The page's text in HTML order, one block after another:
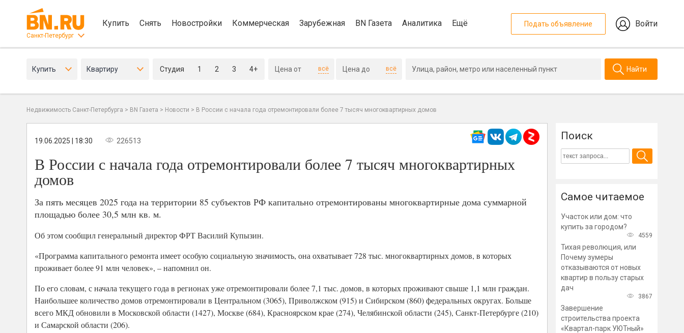
Санкт-Петербург
Купить Снять Новостройки Коммерческая Зарубежная BN Газета Аналитика Ещё Подать объявление Войти
Купить Квартиру Студия 1 2 3 4+ всё всё Найти
Недвижимость Санкт-Петербурга > BN Газета > Новости > В России с начала года отремонтировали более 7 тысяч многоквартирных домов
19.06.2025 | 18:30 226513
В России с начала года отремонтировали более 7 тысяч многоквартирных
домов
За пять месяцев 2025 года на территории 85 субъектов РФ капитально отремонтированы многоквартирные дома суммарной
площадью более 30,5 млн кв. м.
Об этом сообщил генеральный директор ФРТ Василий Купызин.
«Программа капитального ремонта имеет особую социальную значимость, она охватывает 728 тыс. многоквартирных домов, в которых
проживает более 91 млн человек», – напомнил он.
По его словам, с начала текущего года в регионах уже отремонтировали более 7,1 тыс. домов, в которых проживают свыше 1,1 млн граждан.
Наибольшее количество домов отремонтировали в Центральном (3065), Приволжском (915) и Сибирском (860) федеральных округах. Больше
всего МКД обновили в Московской области (1427), Москве (684), Красноярском крае (274), Челябинской области (245), Санкт-Петербурге (210)
и Самарской области (206).
Поиск
Самое читаемое
Участок или дом: что
купить за городом?
4559
Тихая революция, или
Почему зумеры
отказываются от новых
квартир в пользу старых
дач
3867
Завершение
строительства проекта
«Квартал-парк УЮТный»